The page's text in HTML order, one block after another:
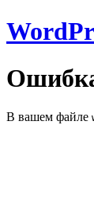
В вашем файле